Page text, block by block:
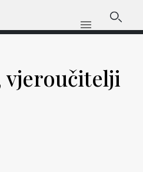
vjeroučitelji